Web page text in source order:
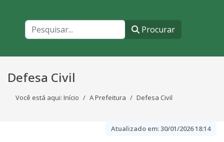
Procurar
Defesa Civil
Você está aqui: Início A Prefeitura Defesa Civil
Atualizado em:30/01/2026 18:14